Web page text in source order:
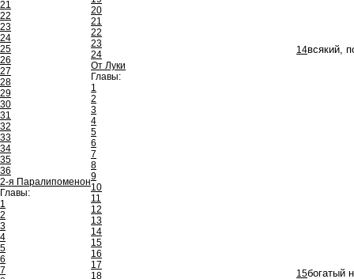
21
22
23
24
25
26
27
28
29
30
31
32
33
34
35
36
2-я Паралипоменон
Главы:
1
2
3
4
5
6
7
20
21
22
23
24
От Луки
Главы:
1
2
3
4
5
6
7
8
9
10
11
12
13
14
15
16
17
18
14всякий,
15богатый